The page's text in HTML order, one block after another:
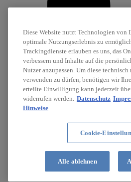
Stellenanzeigen
Diese Website nutzt Technologien von
optimale Nutzungserlebnis zu
Trackingdienste erlauben es uns, das
verbessern und Inhalte auf die
Nutzer anzupassen. Um diese
verwenden zu dürfen, benötigen wir
erteilte Einwilligung kann jederzeit
widerrufen werden. Datenschutz
Hinweise
Cookie-
Alle ablehnen